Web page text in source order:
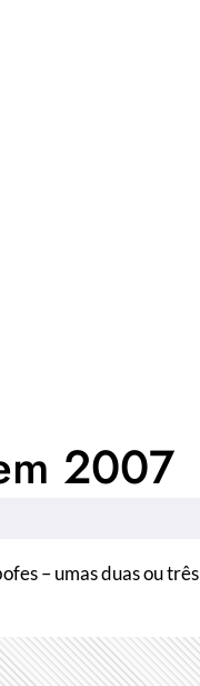
2007
– umas duas ou três